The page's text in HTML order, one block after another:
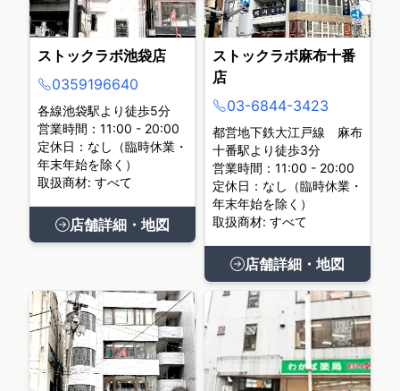
ストックラボ池袋店
0359196640
各線池袋駅より徒歩5分
営業時間：11:00 - 20:00
定休日：なし（臨時休業・
年末年始を除く）
取扱商材: すべて
店舗詳細・地図
ストックラボ麻布十番
店
03-6844-3423
都営地下鉄大江戸線 麻布
十番駅より徒歩3分
営業時間：11:00 - 20:00
定休日：なし（臨時休業・
年末年始を除く）
取扱商材: すべて
店舗詳細・地図